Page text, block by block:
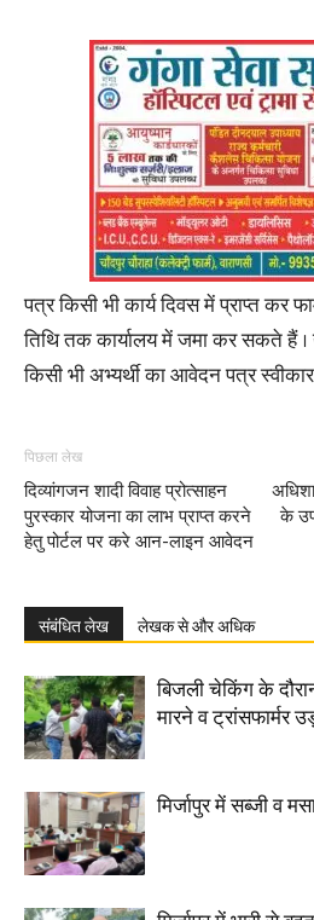
पत्र किसी भी कार्य दिवस में प्राप्त कर
तिथि तक कार्यालय में जमा कर सकते हैं
किसी भी अभ्यर्थी का आवेदन पत्र स्वीकार
पिछला लेख
दिव्यांगजन शादी विवाह प्रोत्साहन
पुरस्कार योजना का लाभ प्राप्त करने
हेतु पोर्टल पर करे आन-लाइन आवेदन
के
संबंधित लेख लेखक से और अधिक
बिजली चेकिंग के
मारने व ट्रांसफार्मर
मिर्जापुर में सब्जी व